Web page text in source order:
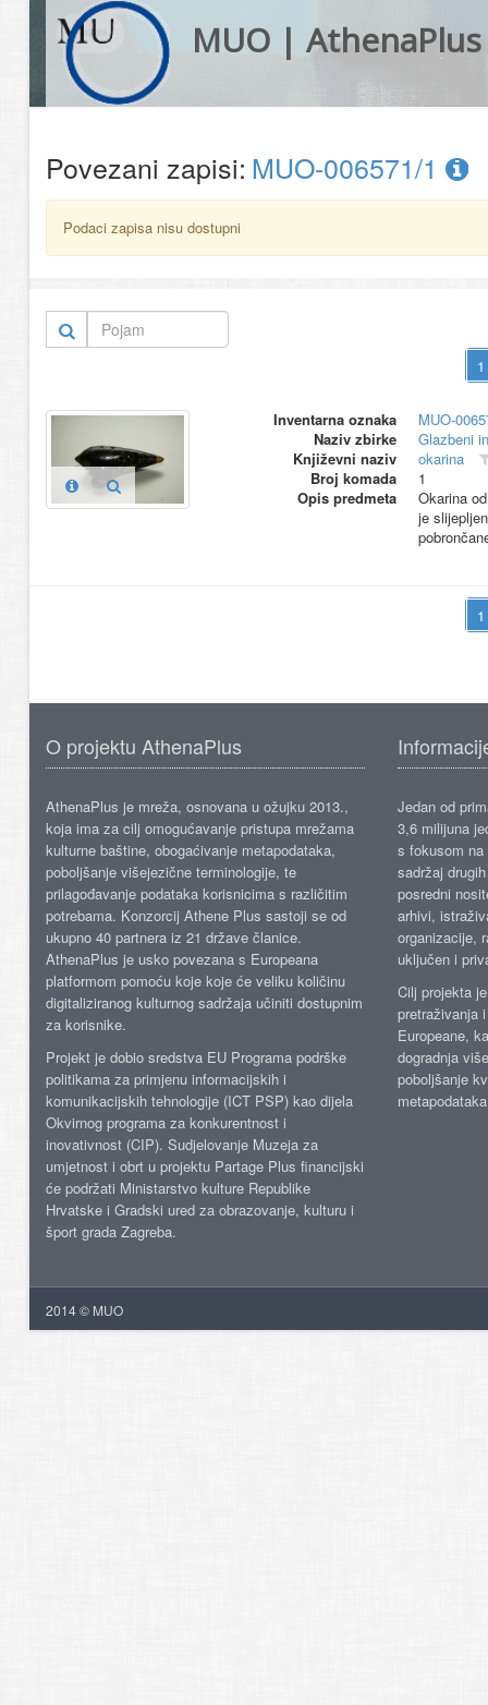
MUO | AthenaPlus
Povezani zapisi: MUO-006571/1
Podaci zapisa nisu dostupni
Inventarna oznaka
MUO-
Naziv zbirke
Glazbeni
Književni naziv
okarina
Broj komada
1
Opis predmeta
Okarina
je
O projektu AthenaPlus
AthenaPlus je mreža, osnovana u ožujku 2013.,
koja ima za cilj omogućavanje pristupa mrežama
kulturne baštine, obogaćivanje metapodataka,
poboljšanje višejezične terminologije, te
prilagođavanje podataka korisnicima s različitim
potrebama. Konzorcij Athene Plus sastoji se od
ukupno 40 partnera iz 21 države članice.
AthenaPlus je usko povezana s Europeana
platformom pomoću koje koje će veliku količinu
digitaliziranog kulturnog sadržaja učiniti dostupnim
za korisnike.
Projekt je dobio sredstva EU Programa podrške
politikama za primjenu informacijskih i
komunikacijskih tehnologije (ICT PSP) kao dijela
Okvirnog programa za konkurentnost i
inovativnost (CIP). Sudjelovanje Muzeja za
umjetnost i obrt u projektu Partage Plus financijski
će podržati Ministarstvo kulture Republike
Hrvatske i Gradski ured za obrazovanje, kulturu i
šport grada Zagreba.
Jedan od
3,6 milijuna
s fokusom
sadržaj
posredni
arhivi,
organizacije,
uključen i
Cilj projekta
pretraživanja
Europeane,
dogradnja
poboljšanje
2014 © MUO